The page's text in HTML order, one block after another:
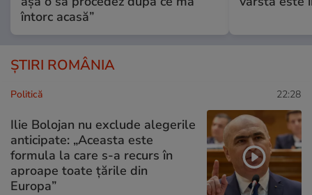
întorc acasă”
ȘTIRI ROMÂNIA
Politică 22:28
Ilie Bolojan nu exclude alegerile
anticipate: „Aceasta este
formula la care s-a recurs în
aproape toate ţările din
Europa”